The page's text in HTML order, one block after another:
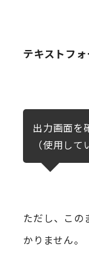
テキストフ
出力画面を
（使用し
ただし、この
かりません。